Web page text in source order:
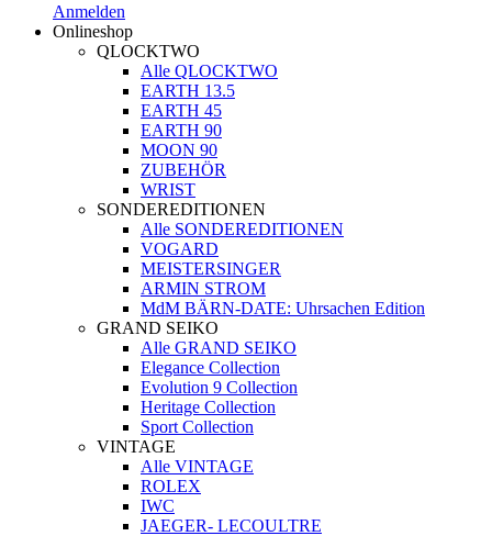
Anmelden
Onlineshop
QLOCKTWO
Alle QLOCKTWO
EARTH 13.5
EARTH 45
EARTH 90
MOON 90
ZUBEHÖR
WRIST
SONDEREDITIONEN
Alle SONDEREDITIONEN
VOGARD
MEISTERSINGER
ARMIN STROM
MdM BÄRN-DATE: Uhrsachen Edition
GRAND SEIKO
Alle GRAND SEIKO
Elegance Collection
Evolution 9 Collection
Heritage Collection
Sport Collection
VINTAGE
Alle VINTAGE
ROLEX
IWC
JAEGER- LECOULTRE